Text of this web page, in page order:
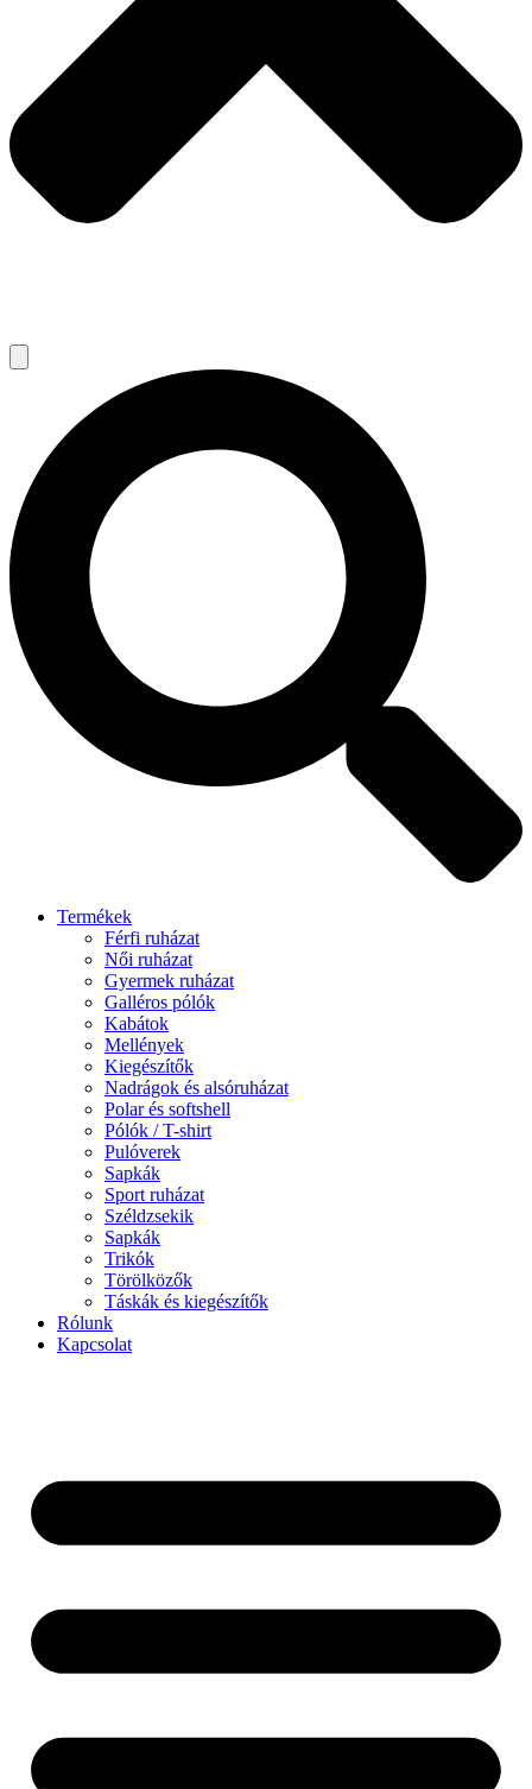
Termékek
Férfi ruházat
Női ruházat
Gyermek ruházat
Galléros pólók
Kabátok
Mellények
Kiegészítők
Nadrágok és alsóruházat
Polar és softshell
Pólók / T-shirt
Pulóverek
Sapkák
Sport ruházat
Széldzsekik
Sapkák
Trikók
Törölközők
Táskák és kiegészítők
Rólunk
Kapcsolat